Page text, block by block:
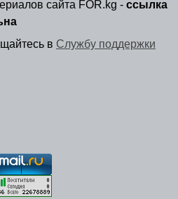
сайта FOR.kg - ссылка
в Службу поддержки